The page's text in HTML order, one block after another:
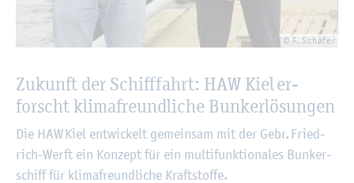
© F. Schä­fer
Zu­kunft der Schiff­fahrt: HAW Kiel er­
forscht kli­ma­freund­li­che Bun­ker­lö­sun­gen
Die HAW Kiel ent­wi­ckelt ge­mein­sam mit der Gebr. Fried­
rich-Werft ein Kon­zept für ein mul­ti­funk­tio­na­les Bun­ker­
schiff für kli­ma­freund­li­che Kraft­stof­fe.